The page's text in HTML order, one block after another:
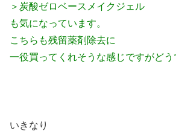
＞炭酸ゼロベースメイクジェル
も気になっています。
こちらも残留薬剤除去に
一役買ってくれそうな感じですがどう
いきなり